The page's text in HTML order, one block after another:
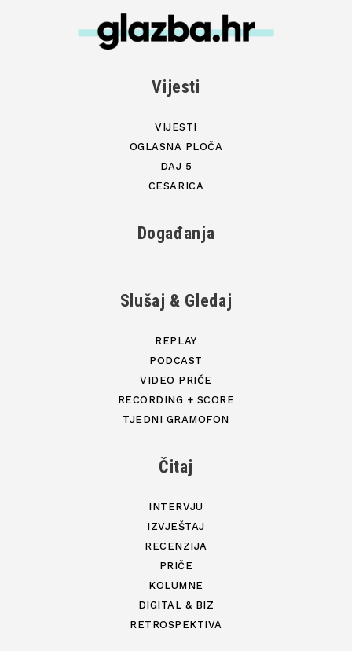
Vijesti
VIJESTI
OGLASNA PLOČA
DAJ 5
CESARICA
Događanja
Slušaj & Gledaj
REPLAY
PODCAST
VIDEO PRIČE
RECORDING + SCORE
TJEDNI GRAMOFON
Čitaj
INTERVJU
IZVJEŠTAJ
RECENZIJA
PRIČE
KOLUMNE
DIGITAL & BIZ
RETROSPEKTIVA